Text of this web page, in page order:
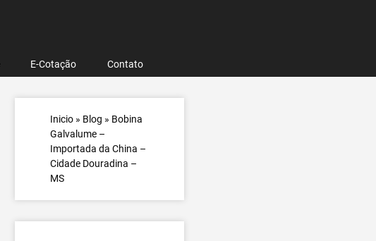
E-Cotação Contato
Inicio » Blog » Bobina
Galvalume –
Importada da China –
Cidade Douradina –
MS